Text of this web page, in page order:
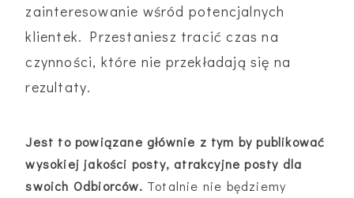
zainteresowanie wśród potencjalnych
klientek. Przestaniesz tracić czas na
czynności, które nie przekładają się na
rezultaty.
Jest to powiązane głównie z tym by publikować
wysokiej jakości posty, atrakcyjne posty dla
swoich Odbiorców. Totalnie nie będziemy